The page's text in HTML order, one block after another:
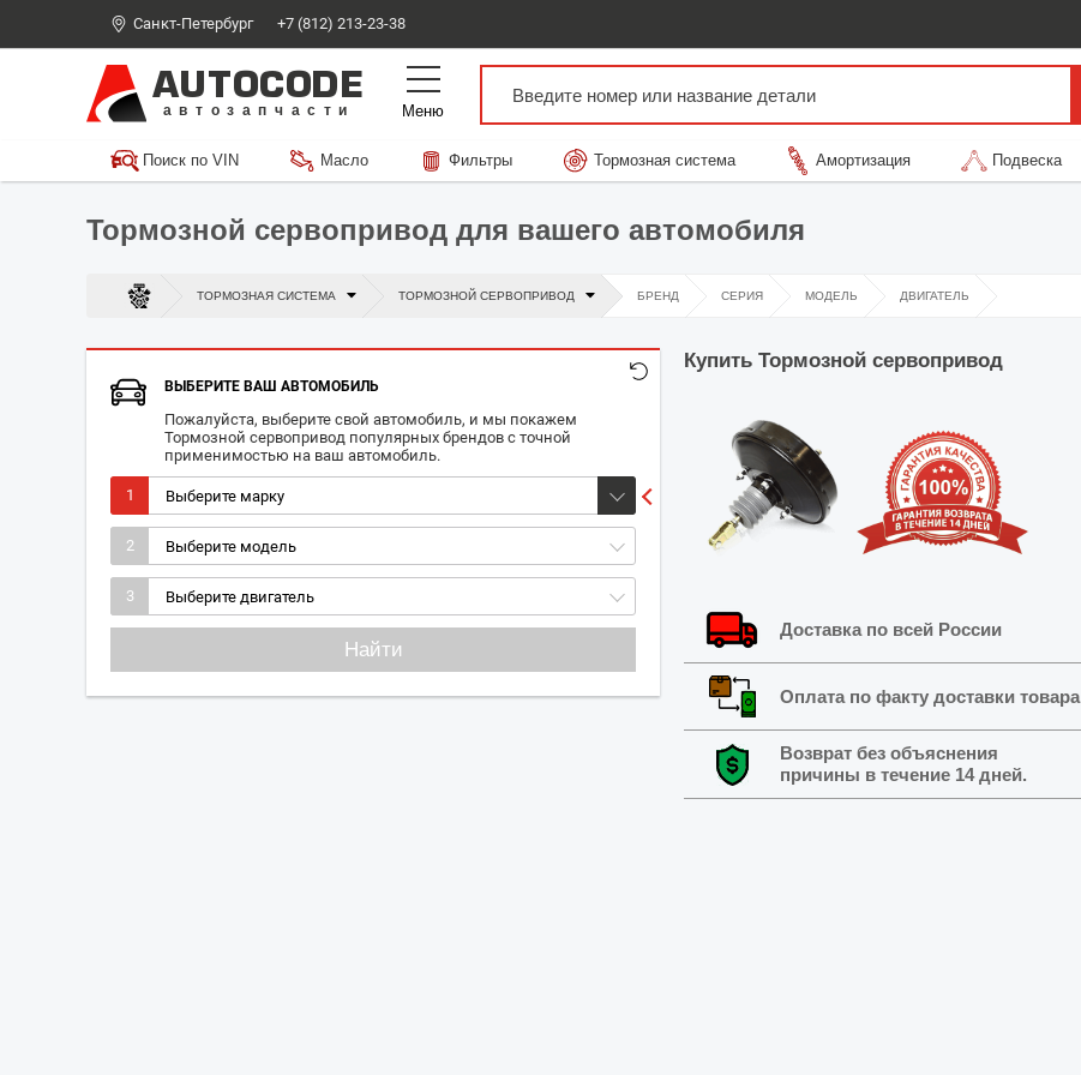
Санкт-Петербург +7 (812) 213-23-38
AUTOCODE
автозапчасти Меню
Поиск по VIN Масло Фильтры Тормозная система Амортизация Подвеска
Тормозной сервопривод для вашего автомобиля
ТОРМОЗНАЯ СИСТЕМА ТОРМОЗНОЙ СЕРВОПРИВОД БРЕНД СЕРИЯ МОДЕЛЬ ДВИГАТЕЛЬ
ВЫБЕРИТЕ ВАШ АВТОМОБИЛЬ
Пожалуйста, выберите свой автомобиль, и мы покажем
Тормозной сервопривод популярных брендов с точной
применимостью на ваш автомобиль.
1
2
3
Найти
Купить Тормозной сервопривод
Доставка по всей России
Оплата по факту доставки товара
Возврат без объяснения
причины в течение 14 дней.